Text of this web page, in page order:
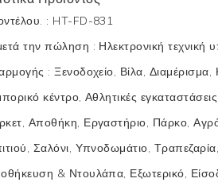
: HT-FD-831
την πώληση : Ηλεκτρονική τεχνική
:Ξενοδοχείο, Βίλα,
κέντρο, Αθλητικές
Αποθήκη, Εργαστήριο, Πάρκο,
Σαλόνι, Υπνοδωμάτιο,
& Ντουλάπα, Εξωτερικό,